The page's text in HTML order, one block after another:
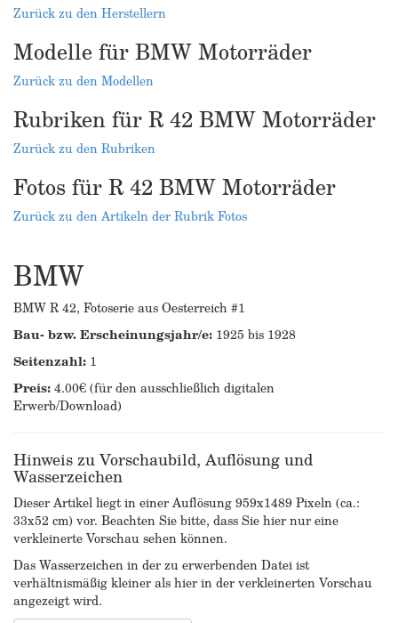
Zurück zu den Herstellern
Modelle für BMW Motorräder
Zurück zu den Modellen
Rubriken für R 42 BMW Motorräder
Zurück zu den Rubriken
Fotos für R 42 BMW Motorräder
Zurück zu den Artikeln der Rubrik Fotos
BMW
BMW R 42, Fotoserie aus Oesterreich #1
Bau- bzw. Erscheinungsjahr/e: 1925 bis 1928
Seitenzahl: 1
Preis:4.00€ (für den ausschließlich digitalen
Erwerb/Download)
Hinweis zu Vorschaubild, Auflösung und
Wasserzeichen
Dieser Artikel liegt in einer Auflösung 959x1489 Pixeln (ca.:
33x52 cm) vor. Beachten Sie bitte, dass Sie hier nur eine
verkleinerte Vorschau sehen können.
Das Wasserzeichen in der zu erwerbenden Datei ist
verhältnismäßig kleiner als hier in der verkleinerten Vorschau
angezeigt wird.